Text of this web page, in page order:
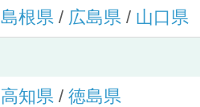
島根県/ 広島県/ 山口県
高知県/ 徳島県